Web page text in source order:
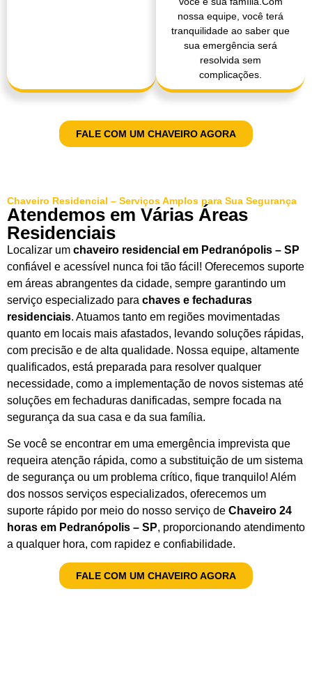
nossa equipe, você terá
tranquilidade ao saber que
sua emergência será
resolvida sem
complicações.
FALE COM UM CHAVEIRO AGORA
Chaveiro Residencial – Serviços Amplos para Sua Segurança
Atendemos em Várias Áreas
Residenciais
Localizar um chaveiro residencial em Pedranópolis – SP
confiável e acessível nunca foi tão fácil! Oferecemos suporte
em áreas abrangentes da cidade, sempre garantindo um
serviço especializado para chaves e fechaduras
residenciais. Atuamos tanto em regiões movimentadas
quanto em locais mais afastados, levando soluções rápidas,
com precisão e de alta qualidade. Nossa equipe, altamente
qualificados, está preparada para resolver qualquer
necessidade, como a implementação de novos sistemas até
soluções em fechaduras danificadas, sempre focada na
segurança da sua casa e da sua família.
Se você se encontrar em uma emergência imprevista que
requeira atenção rápida, como a substituição de um sistema
de segurança ou um problema crítico, fique tranquilo! Além
dos nossos serviços especializados, oferecemos um
suporte rápido por meio do nosso serviço de Chaveiro 24
horas em Pedranópolis – SP, proporcionando atendimento
a qualquer hora, com rapidez e confiabilidade.
FALE COM UM CHAVEIRO AGORA